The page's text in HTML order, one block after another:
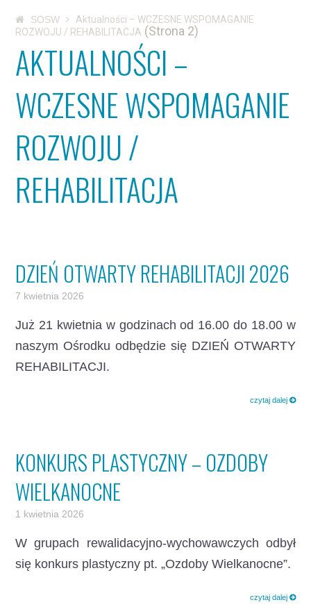
SOSW
Aktualności – WCZESNE WSPOMAGANIE
ROZWOJU / REHABILITACJA (Strona 2)
AKTUALNOŚCI –
WCZESNE WSPOMAGANIE
ROZWOJU /
REHABILITACJA
DZIEŃ OTWARTY REHABILITACJI 2026
7 kwietnia 2026
Już 21 kwietnia w godzinach od 16.00 do 18.00 w
naszym Ośrodku odbędzie się DZIEŃ OTWARTY
REHABILITACJI.
czytaj dalej
KONKURS PLASTYCZNY – OZDOBY
WIELKANOCNE
1 kwietnia 2026
W grupach rewalidacyjno-wychowawczych odbył
się konkurs plastyczny pt. „Ozdoby Wielkanocne”.
czytaj dalej